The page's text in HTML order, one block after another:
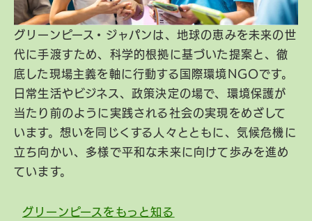
グリーンピース・ジャパンは、地球の恵みを未来の世
代に手渡すため、科学的根拠に基づいた提案と、徹
底した現場主義を軸に行動する国際環境NGOです。
日常生活やビジネス、政策決定の場で、環境保護が
当たり前のように実践される社会の実現をめざして
います。想いを同じくする人々とともに、気候危機に
立ち向かい、多様で平和な未来に向けて歩みを進め
ています。
グリーンピースをもっと知る